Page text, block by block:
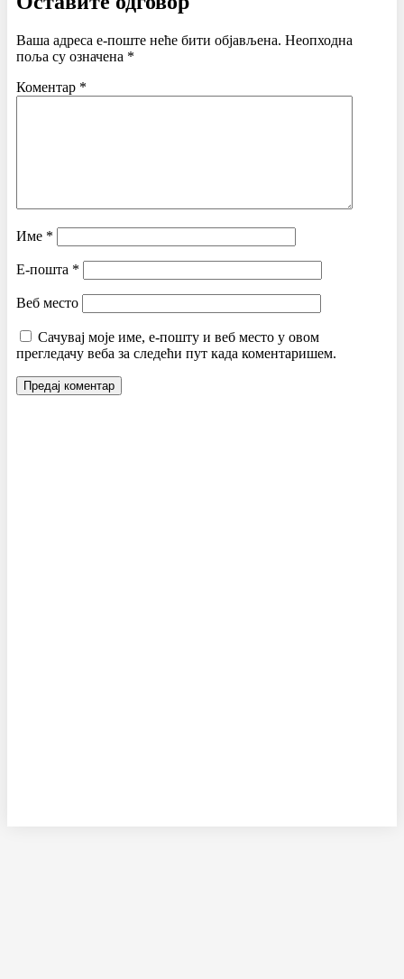
Ваша адреса е-поште неће бити објављена. Неопходна
поља су означена *
Коментар *
Име *
Е-пошта *
Веб место
Сачувај моје име, е-пошту и веб место у овом
прегледачу веба за следећи пут када коментаришем.